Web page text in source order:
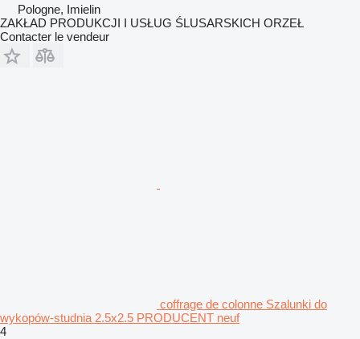
Pologne, Imielin
ZAKŁAD PRODUKCJI I USŁUG ŚLUSARSKICH ORZEŁ
Contacter le vendeur
coffrage de colonne Szalunki do
wykopów-studnia 2.5x2.5 PRODUCENT neuf
4